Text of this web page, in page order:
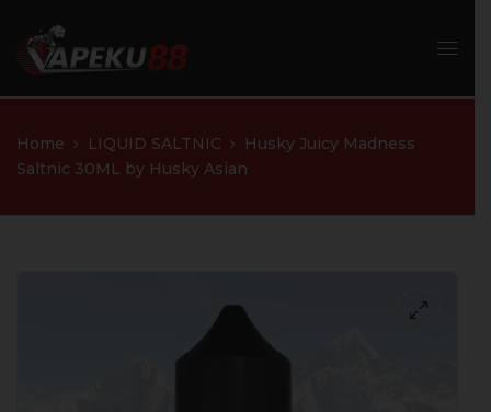
Home LIQUID SALTNIC
Husky Juicy Madness
Saltnic 30ML by Husky Asian